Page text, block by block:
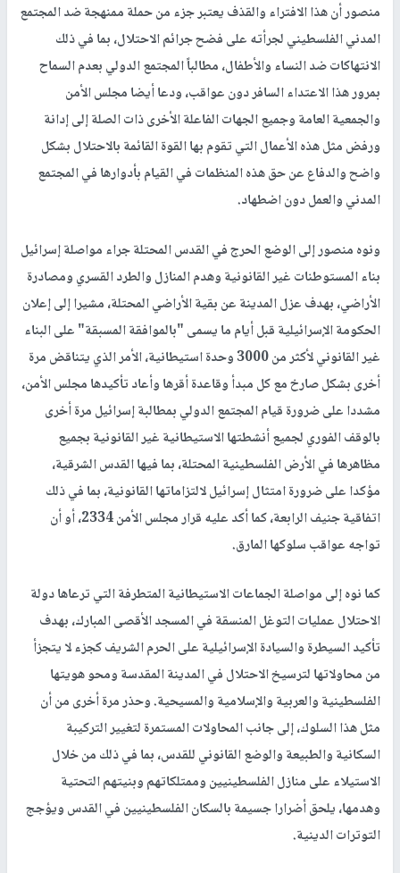
منصور أن هذا الافتراء والقذف يعتبر جزء من حملة ممنهجة ضد المجتمع
المدني الفلسطيني لجرأته على فضح جرائم الاحتلال، بما في ذلك
الانتهاكات ضد النساء والأطفال، مطالباً المجتمع الدولي بعدم السماح
بمرور هذا الاعتداء السافر دون عواقب، ودعا أيضا مجلس الأمن
والجمعية العامة وجميع الجهات الفاعلة الأخرى ذات الصلة إلى إدانة
ورفض مثل هذه الأعمال التي تقوم بها القوة القائمة بالاحتلال بشكل
واضح والدفاع عن حق هذه المنظمات في القيام بأدوارها في المجتمع
المدني والعمل دون اضطهاد.
ونوه منصور إلى الوضع الحرج في القدس المحتلة جراء مواصلة إسرائيل
بناء المستوطنات غير القانونية وهدم المنازل والطرد القسري ومصادرة
الأراضي، بهدف عزل المدينة عن بقية الأراضي المحتلة، مشيرا إلى إعلان
الحكومة الإسرائيلية قبل أيام ما يسمى "بالموافقة المسبقة" على البناء
غير القانوني لأكثر من 3000 وحدة استيطانية، الأمر الذي يتناقض مرة
أخرى بشكل صارخ مع كل مبدأ وقاعدة أقرها وأعاد تأكيدها مجلس الأمن،
مشددا على ضرورة قيام المجتمع الدولي بمطالبة إسرائيل مرة أخرى
بالوقف الفوري لجميع أنشطتها الاستيطانية غير القانونية بجميع
مظاهرها في الأرض الفلسطينية المحتلة، بما فيها القدس الشرقية،
مؤكدا على ضرورة امتثال إسرائيل لالتزاماتها القانونية، بما في ذلك
اتفاقية جنيف الرابعة، كما أكد عليه قرار مجلس الأمن 2334، أو أن
تواجه عواقب سلوكها المارق.
كما نوه إلى مواصلة الجماعات الاستيطانية المتطرفة التي ترعاها دولة
الاحتلال عمليات التوغل المنسقة في المسجد الأقصى المبارك، بهدف
تأكيد السيطرة والسيادة الإسرائيلية على الحرم الشريف كجزء لا يتجزأ
من محاولاتها لترسيخ الاحتلال في المدينة المقدسة ومحو هويتها
الفلسطينية والعربية والإسلامية والمسيحية. وحذر مرة أخرى من أن
مثل هذا السلوك، إلى جانب المحاولات المستمرة لتغيير التركيبة
السكانية والطبيعة والوضع القانوني للقدس، بما في ذلك من خلال
الاستيلاء على منازل الفلسطينيين وممتلكاتهم وبنيتهم التحتية
وهدمها، يلحق أضرارا جسيمة بالسكان الفلسطينيين في القدس ويؤجج
التوترات الدينية.